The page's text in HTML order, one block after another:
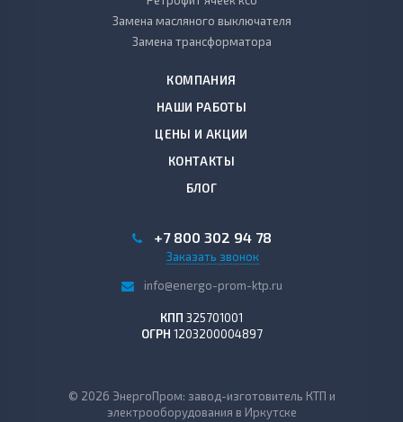
Замена масляного выключателя
Замена трансформатора
КОМПАНИЯ
НАШИ РАБОТЫ
ЦЕНЫ И АКЦИИ
КОНТАКТЫ
БЛОГ
+7 800 302 94 78
Заказать звонок
info@energo-prom-ktp.ru
КПП 325701001
ОГРН 1203200004897
© 2026 ЭнергоПром: завод-изготовитель КТП и
электрооборудования в Иркутске